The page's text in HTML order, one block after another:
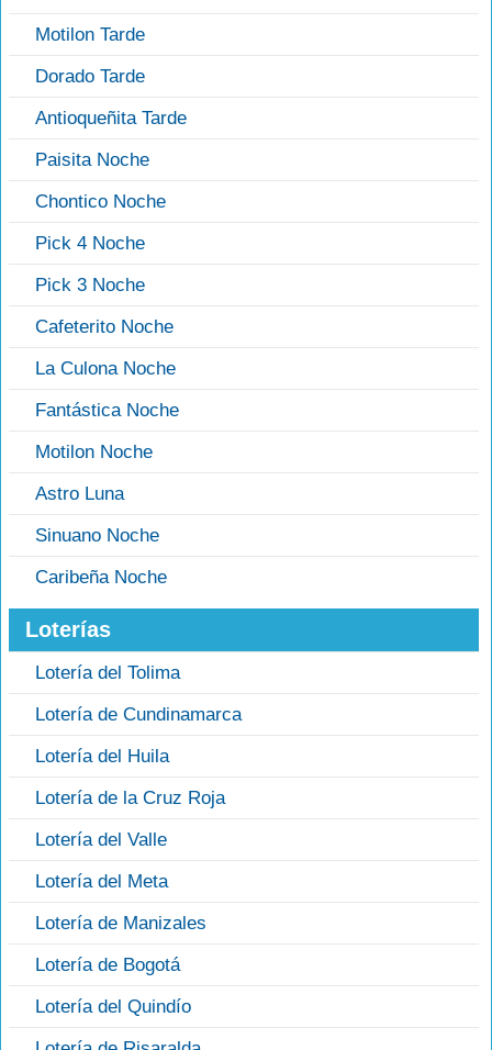
Motilon Tarde
Dorado Tarde
Antioqueñita Tarde
Paisita Noche
Chontico Noche
Pick 4 Noche
Pick 3 Noche
Cafeterito Noche
La Culona Noche
Fantástica Noche
Motilon Noche
Astro Luna
Sinuano Noche
Caribeña Noche
Loterías
Lotería del Tolima
Lotería de Cundinamarca
Lotería del Huila
Lotería de la Cruz Roja
Lotería del Valle
Lotería del Meta
Lotería de Manizales
Lotería de Bogotá
Lotería del Quindío